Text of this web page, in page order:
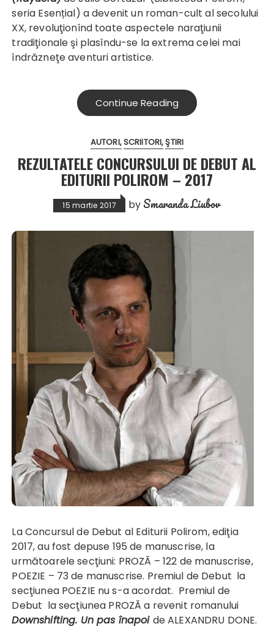
seria Esențial) a devenit un roman-cult al secolului
XX, revoluţionînd toate aspectele naraţiunii
tradiţionale şi plasîndu-se la extrema celei mai
îndrăzneţe aventuri artistice.
Continue Reading
AUTORI SCRIITORI ŞTIRI
REZULTATELE CONCURSULUI DE DEBUT AL
EDITURII POLIROM – 2017
15 martie 2017 by Smaranda Liubov
La Concursul de Debut al Editurii Polirom, ediţia
2017, au fost depuse 195 de manuscrise, la
următoarele secţiuni: PROZĂ – 122 de manuscrise,
POEZIE – 73 de manuscrise. Premiul de Debut la
secţiunea POEZIE nu s-a acordat. Premiul de
Debut la secţiunea PROZĂ a revenit romanului
Downshifting. Un pas înapoi de ALEXANDRU DONE.